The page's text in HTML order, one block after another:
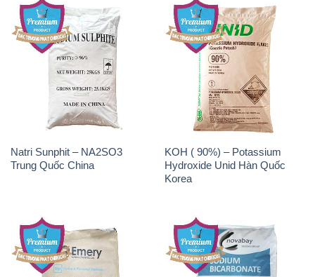
Natri Sunphit – NA2SO3
Trung Quốc China
KOH ( 90%) – Potassium
Hydroxide Unid Hàn Quốc